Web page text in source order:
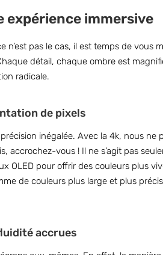
expérience immersive
pas le cas, il est temps de vous
détail, chaque ombre est
radicale.
de pixels
inégalée. Avec la 4k, nous
vous ! Il ne s’agit pas
OLED pour offrir des couleurs plus
de couleurs plus large et plus
accrues